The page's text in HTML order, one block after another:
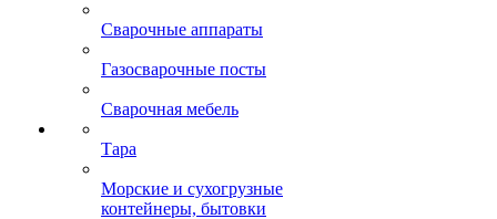
Сварочные аппараты
Газосварочные посты
Сварочная мебель
Тара
Морские и сухогрузные
контейнеры, бытовки